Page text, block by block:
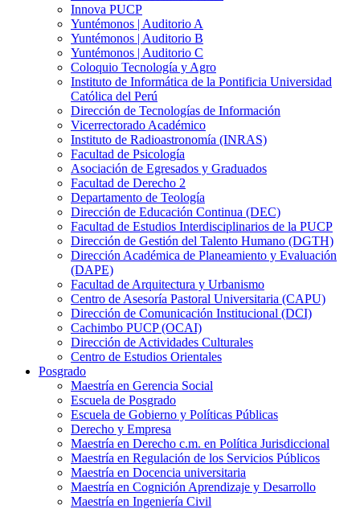
Innova PUCP
Yuntémonos | Auditorio A
Yuntémonos | Auditorio B
Yuntémonos | Auditorio C
Coloquio Tecnología y Agro
Instituto de Informática de la Pontificia Universidad
Católica del Perú
Dirección de Tecnologías de Información
Vicerrectorado Académico
Instituto de Radioastronomía (INRAS)
Facultad de Psicología
Asociación de Egresados y Graduados
Facultad de Derecho 2
Departamento de Teología
Dirección de Educación Continua (DEC)
Facultad de Estudios Interdisciplinarios de la PUCP
Dirección de Gestión del Talento Humano (DGTH)
Dirección Académica de Planeamiento y Evaluación
(DAPE)
Facultad de Arquitectura y Urbanismo
Centro de Asesoría Pastoral Universitaria (CAPU)
Dirección de Comunicación Institucional (DCI)
Cachimbo PUCP (OCAI)
Dirección de Actividades Culturales
Centro de Estudios Orientales
Posgrado
Maestría en Gerencia Social
Escuela de Posgrado
Escuela de Gobierno y Políticas Públicas
Derecho y Empresa
Maestría en Derecho c.m. en Política Jurisdiccional
Maestría en Regulación de los Servicios Públicos
Maestría en Docencia universitaria
Maestría en Cognición Aprendizaje y Desarrollo
Maestría en Ingeniería Civil